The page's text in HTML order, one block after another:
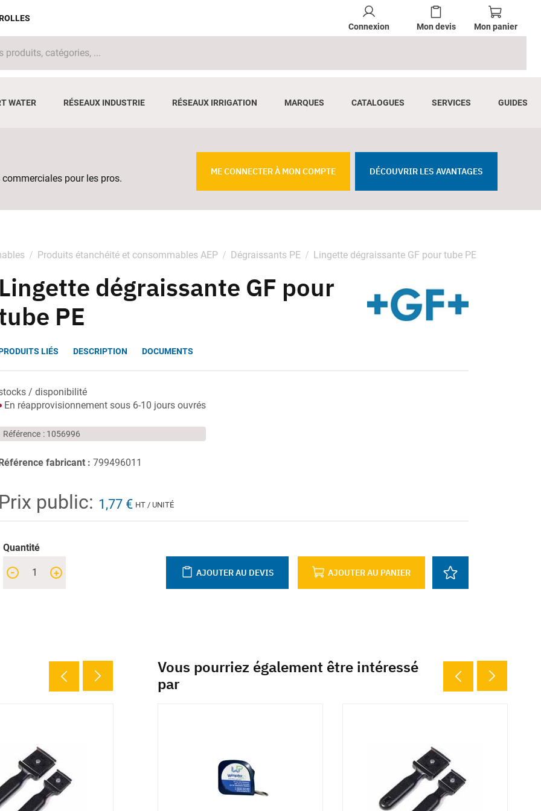
Connexion Mon devis Mon panier
WATER RÉSEAUX INDUSTRIE RÉSEAUX IRRIGATION MARQUES CATALOGUES SERVICES GUIDES
pour les pros.
ME CONNECTER À MON COMPTE DÉCOUVRIR LES AVANTAGES
Produits étanchéité et consommables AEP Dégraissants PE Lingette dégraissante GF pour tube PE
Lingette dégraissante GF pour
PE
LIÉS DESCRIPTION DOCUMENTS
/ disponibilité
En réapprovisionnement sous 6-10 jours ouvrés
Référence 1056996
fabricant : 799496011
Prix public: 1,77 € HT / UNITÉ
Quantité
+
- AJOUTER AU PANIER
AJOUTER AU DEVIS
Vous pourriez également être intéressé
par